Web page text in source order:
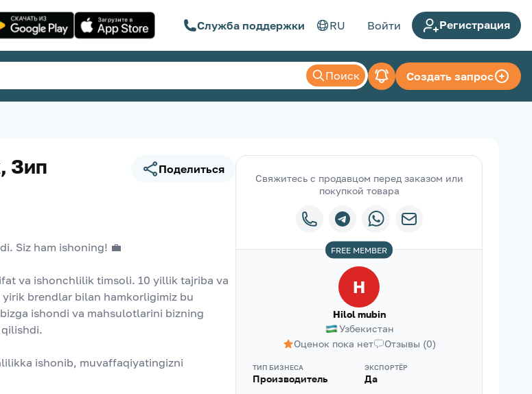
Служба поддержки RU Войти Регистрация
Поиск Создать запрос
Зип
Поделиться
Siz ham ishoning! 💼
va ishonchlilik timsoli. 10 yillik tajriba va
brendlar bilan hamkorligimiz bu
ishondi va mahsulotlarini bizning
ishonib, muvaffaqiyatingizni
Свяжитесь с продавцом перед заказом или
покупкой товара
H
Hilol mubin
Узбекистан
Оценок пока нет
Отзывы (0)
ТИП БИЗНЕСА
Производитель
ЭКСПОРТЁР
Да
FREE MEMBER